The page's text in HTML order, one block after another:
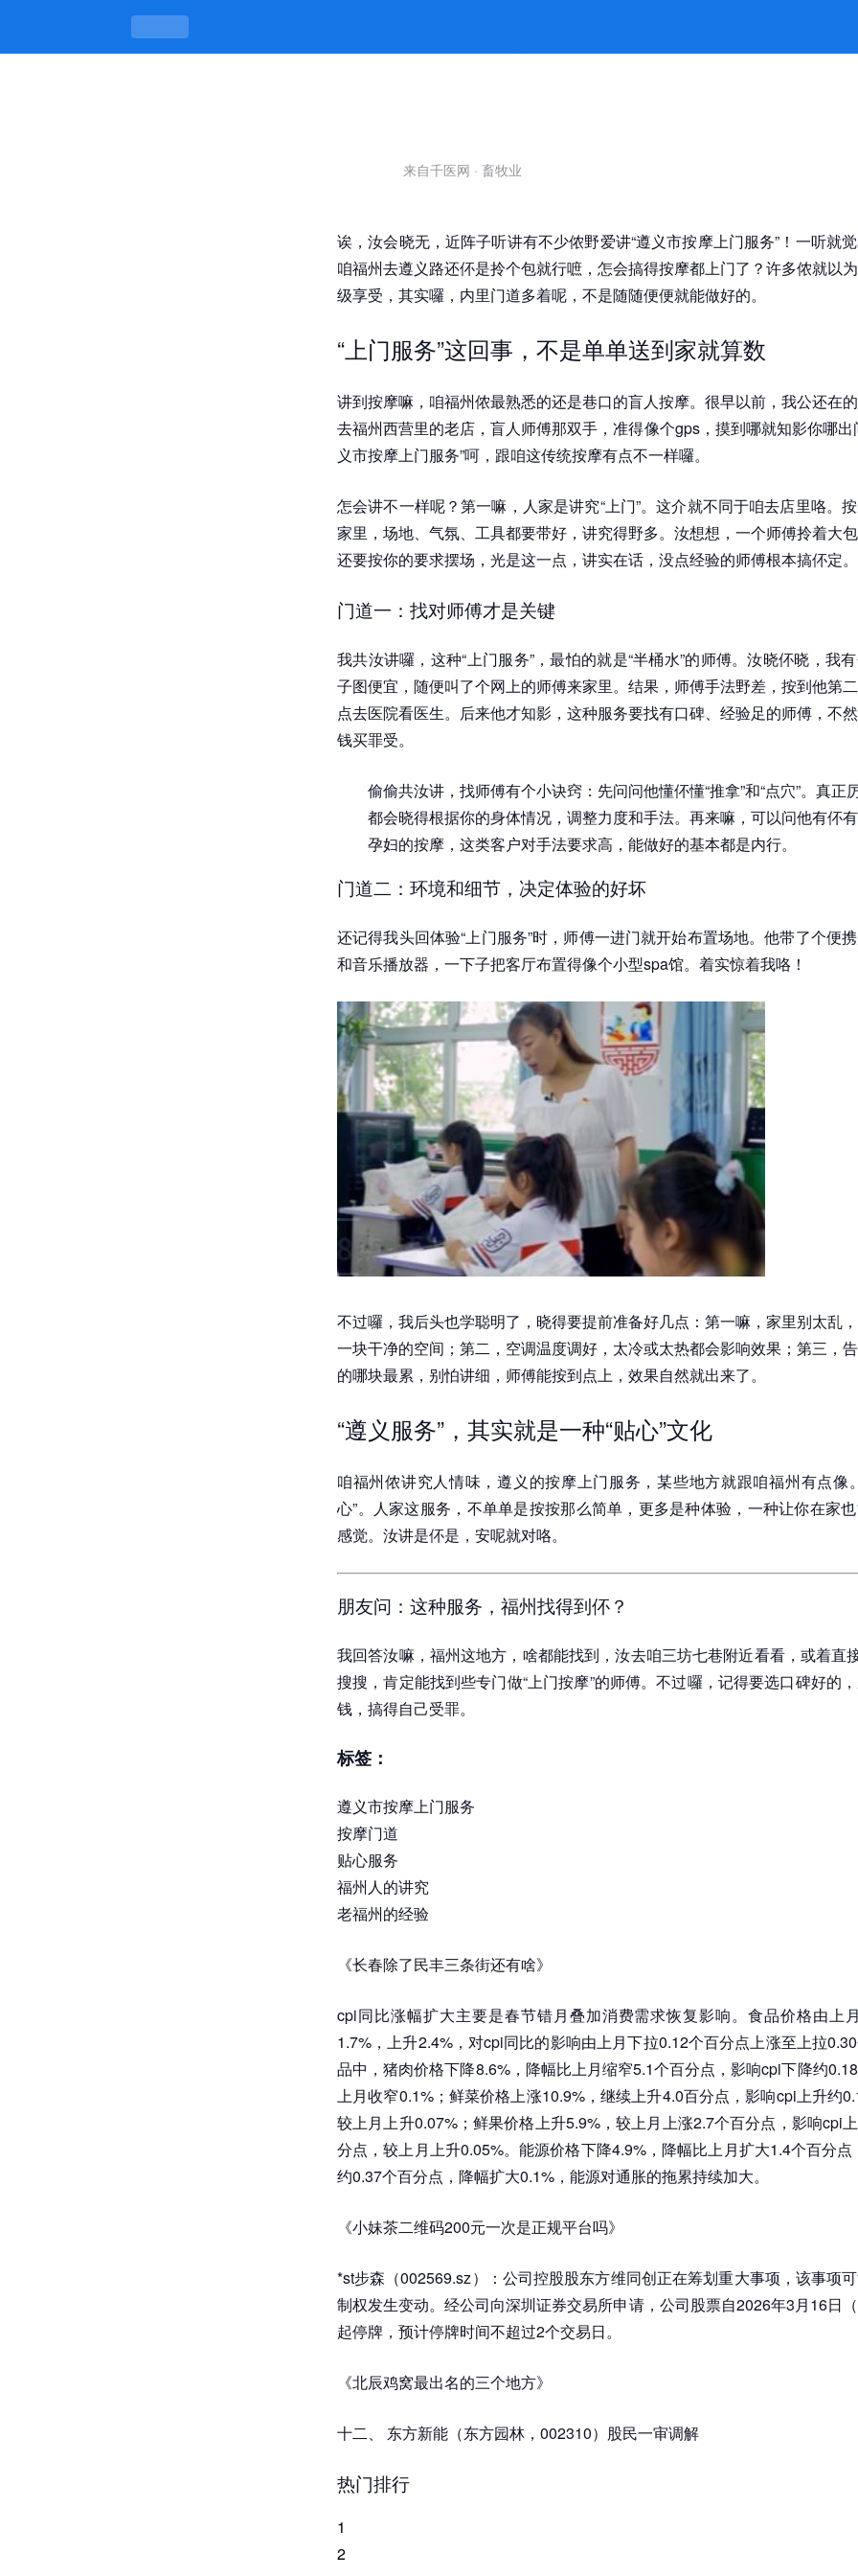
遵义市按摩上门服务，手艺门道藏着“真味” -jiuyou九游娱乐官方
来自千医网 · 畜牧业
诶，汝会晓无，近阵子听讲有不少侬野爱讲“遵义市按摩上门服务”！一听就
咱福州去遵义路还伓是拎个包就行嗻，怎会搞得按摩都上门了？许多侬就以
级享受，其实囉，内里门道多着呢，不是随随便便就能做好的。
“上门服务”这回事，不是单单送到家就算数
讲到按摩嘛，咱福州侬最熟悉的还是巷口的盲人按摩。很早以前，我公还在
去福州西营里的老店，盲人师傅那双手，准得像个gps，摸到哪就知影你哪出
义市按摩上门服务”呵，跟咱这传统按摩有点不一样囉。
怎会讲不一样呢？第一嘛，人家是讲究“上门”。这介就不同于咱去店里咯。
家里，场地、气氛、工具都要带好，讲究得野多。汝想想，一个师傅拎着大
还要按你的要求摆场，光是这一点，讲实在话，没点经验的师傅根本搞伓定。
门道一：找对师傅才是关键
我共汝讲囉，这种“上门服务”，最怕的就是“半桶水”的师傅。汝晓伓晓，我
子图便宜，随便叫了个网上的师傅来家里。结果，师傅手法野差，按到他第
点去医院看医生。后来他才知影，这种服务要找有口碑、经验足的师傅，不
钱买罪受。
偷偷共汝讲，找师傅有个小诀窍：先问问他懂伓懂“推拿”和“点穴”。真正
都会晓得根据你的身体情况，调整力度和手法。再来嘛，可以问他有伓
孕妇的按摩，这类客户对手法要求高，能做好的基本都是内行。
门道二：环境和细节，决定体验的好坏
还记得我头回体验“上门服务”时，师傅一进门就开始布置场地。他带了个便
和音乐播放器，一下子把客厅布置得像个小型spa馆。着实惊着我咯！
不过囉，我后头也学聪明了，晓得要提前准备好几点：第一嘛，家里别太乱
一块干净的空间；第二，空调温度调好，太冷或太热都会影响效果；第三，
的哪块最累，别怕讲细，师傅能按到点上，效果自然就出来了。
“遵义服务”，其实就是一种“贴心”文化
咱福州侬讲究人情味，遵义的按摩上门服务，某些地方就跟咱福州有点像
心”。人家这服务，不单单是按按那么简单，更多是种体验，一种让你在家
感觉。汝讲是伓是，安呢就对咯。
朋友问：这种服务，福州找得到伓？
我回答汝嘛，福州这地方，啥都能找到，汝去咱三坊七巷附近看看，或着直
搜搜，肯定能找到些专门做“上门按摩”的师傅。不过囉，记得要选口碑好的
钱，搞得自己受罪。
标签：
遵义市按摩上门服务
按摩门道
贴心服务
福州人的讲究
老福州的经验
《长春除了民丰三条街还有啥》
cpi同比涨幅扩大主要是春节错月叠加消费需求恢复影响。食品价格由上
1.7%，上升2.4%，对cpi同比的影响由上月下拉0.12个百分点上涨至上拉
品中，猪肉价格下降8.6%，降幅比上月缩窄5.1个百分点，影响cpi下降约
上月收窄0.1%；鲜菜价格上涨10.9%，继续上升4.0百分点，影响cpi上升约
较上月上升0.07%；鲜果价格上升5.9%，较上月上涨2.7个百分点，影响cpi
分点，较上月上升0.05%。能源价格下降4.9%，降幅比上月扩大1.4个百分
约0.37个百分点，降幅扩大0.1%，能源对通胀的拖累持续加大。
《小妹茶二维码200元一次是正规平台吗》
*st步森（002569.sz）：公司控股股东方维同创正在筹划重大事项，该事项
制权发生变动。经公司向深圳证券交易所申请，公司股票自2026年3月16日
起停牌，预计停牌时间不超过2个交易日。
《北辰鸡窝最出名的三个地方》
十二、 东方新能（东方园林，002310）股民一审调解
热门排行
1
2